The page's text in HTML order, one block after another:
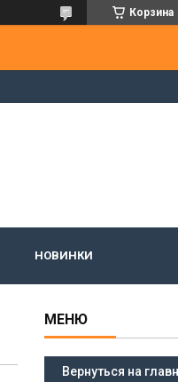
Корзина
НОВИНКИ
Вернуться на